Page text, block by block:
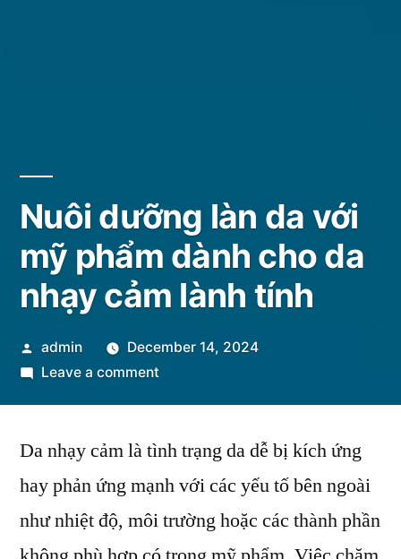
Nuôi dưỡng làn da với
mỹ phẩm dành cho da
nhạy cảm lành tính
Posted
by
admin
December 14, 2024
Leave a commenton
làn
với
mỹ
phẩm
Da nhạy cảm là tình trạng da dễ bị kích ứng
hay phản ứng mạnh với các yếu tố bên ngoài
như nhiệt độ, môi trường hoặc các thành phần